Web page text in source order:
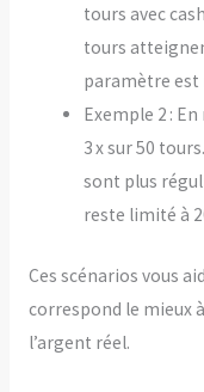
tours avec
tours
paramètre est
Exemple 2 :
3 x sur 50
sont plus
reste limité à
Ces scénarios vous
correspond le mieux
l’argent réel.